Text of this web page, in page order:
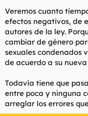
Veremos cuanto
efectos negativos, de
autores de la ley.
cambiar de género
sexuales condenados
de acuerdo a su
Todavía tiene que
entre poca y ninguna
arreglar los errores